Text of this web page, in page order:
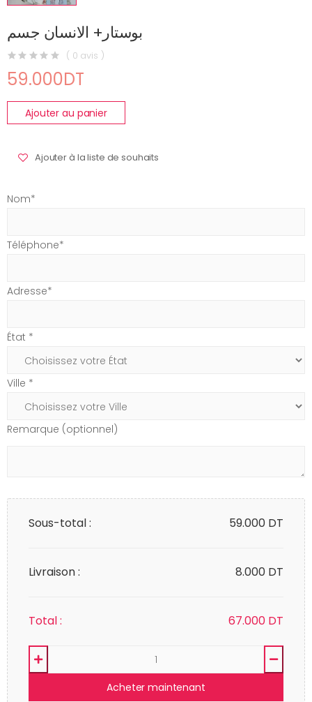
بوستار+ الانسان جسم
( 0 avis )
59.000DT
Ajouter au panier
Ajouter à la liste de souhaits
Nom*
Téléphone*
Adresse*
État *
Ville *
Remarque (optionnel)
Sous-total : 59.000 DT
Livraison : 8.000 DT
Total : 67.000 DT
Acheter maintenant